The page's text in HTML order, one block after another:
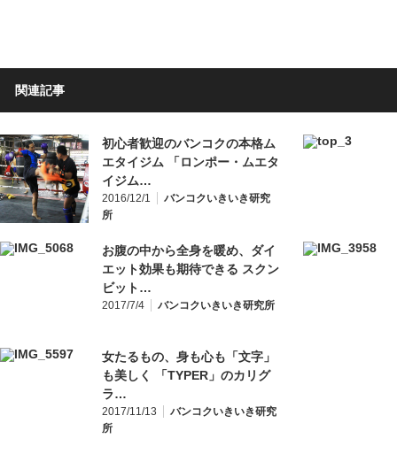
関連記事
初心者歓迎のバンコクの本格ム
エタイジム 「ロンポー・ムエタ
イジム…
2016/12/1
バンコクいきいき研究
所
お腹の中から全身を暖め、ダイ
エット効果も期待できる スクン
ビット…
2017/7/4 バンコクいきいき研究所
女たるもの、身も心も「文字」
も美しく 「TYPER」のカリグ
ラ…
2017/11/13
バンコクいきいき研究
所